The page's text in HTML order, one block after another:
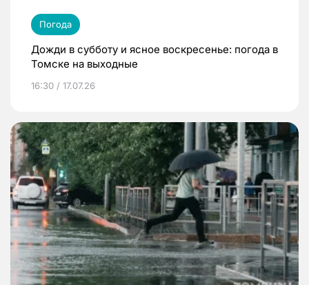
Погода
Дожди в субботу и ясное воскресенье: погода в
Томске на выходные
16:30 / 17.07.26